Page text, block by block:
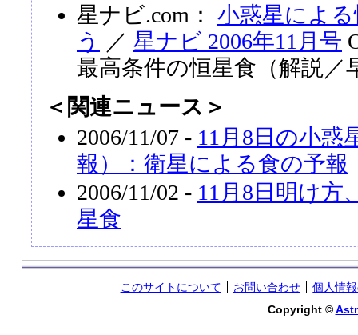
星ナビ.com： 小惑星によ
う
／ 星ナビ 2006年11月号
最高条件の恒星食（解説／
＜関連ニュース＞
2006/11/07 - 11月8日の小惑
報）：衛星による食の予報
2006/11/02 - 11月8日明け方
星食
このサイトについて お問い合わせ
個人情
Copyright ©